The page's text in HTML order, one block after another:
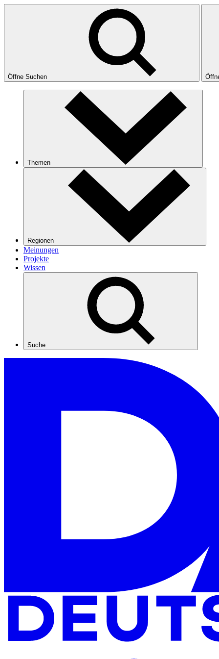
Öffne Suchen
Themen
Regionen
Meinungen
Projekte
Wissen
Suche